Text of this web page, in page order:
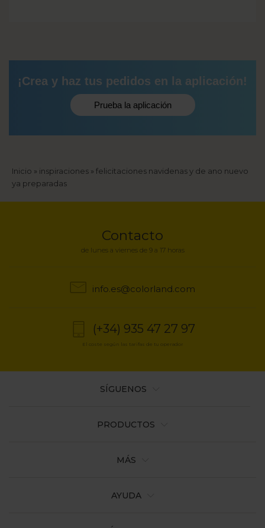
¡Crea y haz tus pedidos en la aplicación!
Prueba la aplicación
Sobrescribir
enlaces
Inicio inspiraciones
felicitaciones navidenas y de ano nuevo
ya preparadas
Contacto
de lunes a viernes de 9 a 17 horas
info.es@colorland.com
(+34) 935 47 27 97
El coste según las tarifas de tu operador
PRODUCTOS
MÁS
AYUDA
SÍGUENOS